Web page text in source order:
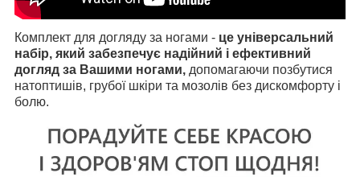
Комплект для догляду за ногами - це універсальний
набір, який забезпечує надійний і ефективний
догляд за Вашими ногами, допомагаючи позбутися
натоптишів, грубої шкіри та мозолів без дискомфорту і
болю.